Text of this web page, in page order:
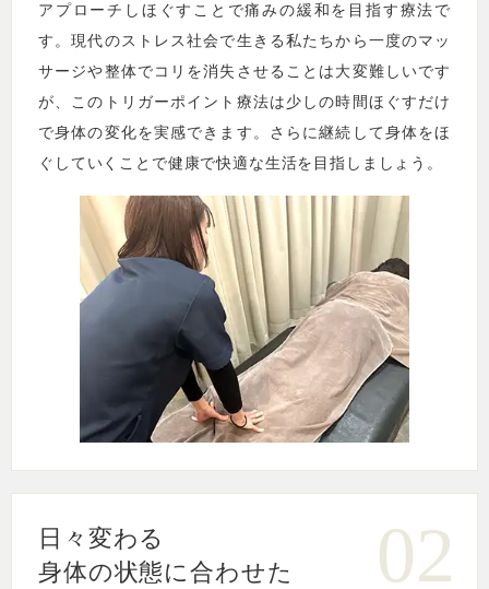
アプローチしほぐすことで痛みの緩和を目指す療法で
す。現代のストレス社会で生きる私たちから一度のマッ
サージや整体でコリを消失させることは大変難しいです
が、このトリガーポイント療法は少しの時間ほぐすだけ
で身体の変化を実感できます。さらに継続して身体をほ
ぐしていくことで健康で快適な生活を目指しましょう。
02
日々変わる
身体の状態に合わせた